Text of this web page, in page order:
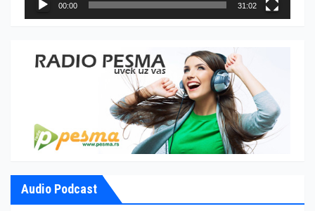
00:00 31:02
Audio Podcast